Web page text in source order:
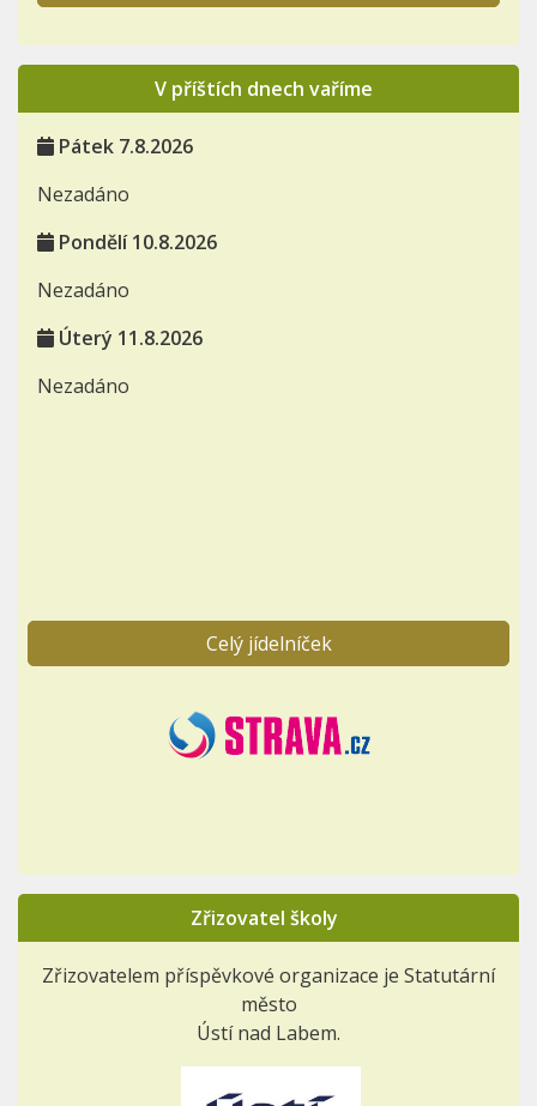
V příštích dnech vaříme
Pátek 7.8.2026
Nezadáno
Pondělí 10.8.2026
Nezadáno
Úterý 11.8.2026
Nezadáno
Celý jídelníček
Zřizovatel školy
Zřizovatelem příspěvkové organizace je Statutární
město
Ústí nad Labem.